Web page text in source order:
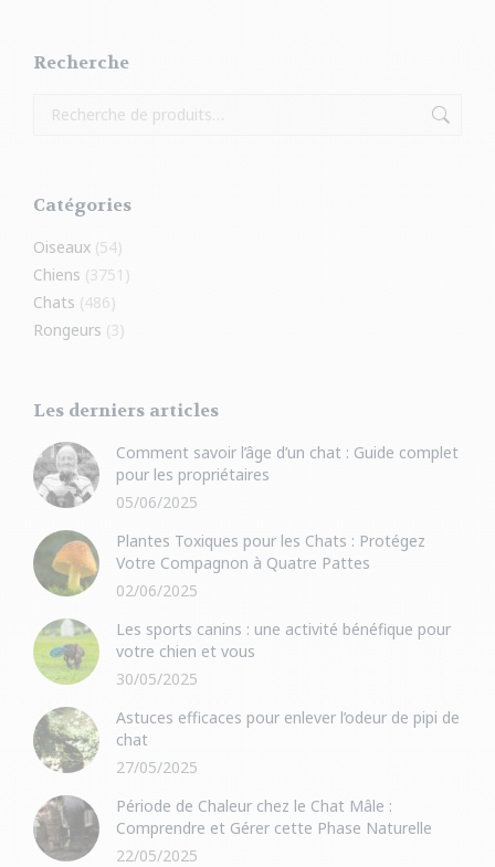
Recherche
Catégories
Oiseaux (54)
Chiens (3751)
Chats (486)
Rongeurs (3)
Les derniers articles
Comment savoir l’âge d’un chat : Guide complet
pour les propriétaires
05/06/2025
Plantes Toxiques pour les Chats : Protégez
Votre Compagnon à Quatre Pattes
02/06/2025
Les sports canins : une activité bénéfique pour
votre chien et vous
30/05/2025
Astuces efficaces pour enlever l’odeur de pipi de
chat
27/05/2025
Période de Chaleur chez le Chat Mâle :
Comprendre et Gérer cette Phase Naturelle
22/05/2025